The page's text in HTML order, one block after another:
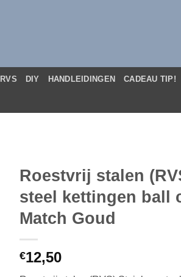
RVS DIY HANDLEIDINGEN CADEAU TIP!
Roestvrij stalen
steel kettingen ball
Match Goud
€12,50